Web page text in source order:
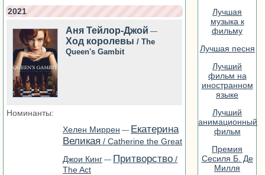
Лучшая
музыка к
фильму
Лучшая песня
Лучший
фильм на
иностранном
языке
Лучший
анимационный
фильм
Премия
Сесиля Б. Де
Милля
2021
Аня Тейлор-Джой —
Ход королевы / The
Queen's Gambit
Номинанты:
Хелен Миррен — Екатерина
Великая / Catherine the Great
Джои Кинг — Притворство /
The Act